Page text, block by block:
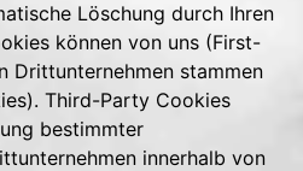
Löschung durch Ihren
können von uns (First-
Drittunternehmen stammen
Third-Party Cookies
bestimmter
innerhalb von